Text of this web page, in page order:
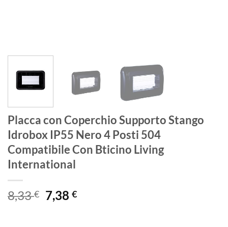
Placca con Coperchio Supporto Stango
Idrobox IP55 Nero 4 Posti 504
Compatibile Con Bticino Living
International
8,33€ Il
prezzo
7,38€Il